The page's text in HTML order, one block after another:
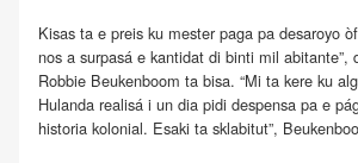
Kisas ta e preis ku mester paga pa desaroyo
nos a surpasá e kantidat di binti mil abitante”,
Robbie Beukenboom ta bisa. “Mi ta kere ku
Hulanda realisá i un dia pidi despensa pa e
historia kolonial. Esaki ta sklabitut”,